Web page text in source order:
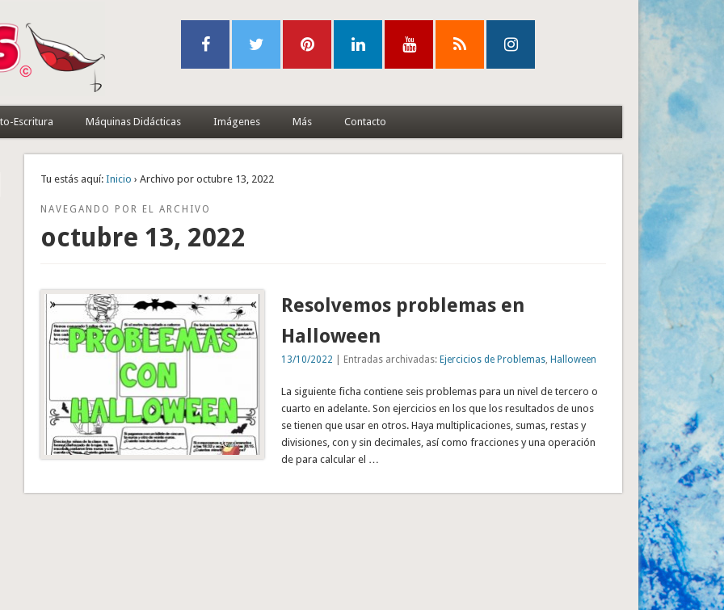
Escritura Máquinas Didácticas Imágenes Más Contacto
Tu estás aquí: Inicio › Archivo por octubre 13, 2022
NAVEGANDO POR EL ARCHIVO
octubre 13, 2022
Resolvemos problemas en
Halloween
13/10/2022 | Entradas archivadas: Ejercicios de Problemas, Halloween
La siguiente ficha contiene seis problemas para un nivel de tercero o
cuarto en adelante. Son ejercicios en los que los resultados de unos
se tienen que usar en otros. Haya multiplicaciones, sumas, restas y
divisiones, con y sin decimales, así como fracciones y una operación
de para calcular el …